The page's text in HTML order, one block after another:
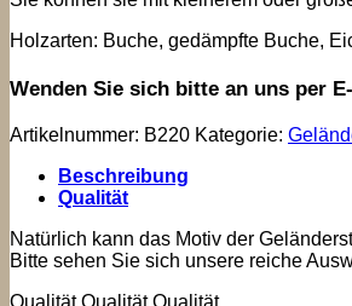
Holzarten: Buche, gedämpfte Buche,
Wenden Sie sich bitte an uns per
Artikelnummer: B220 Kategorie:
Beschreibung
Qualität
Natürlich kann das Motiv der
Bitte sehen Sie sich unsere reiche
Qualität Qualität Qualität